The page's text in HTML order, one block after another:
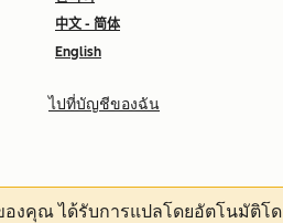
中文 - 简体
English
ไปที่บัญชีของฉัน
องคุณได้รับการแปลโดยอัตโนมัติโ